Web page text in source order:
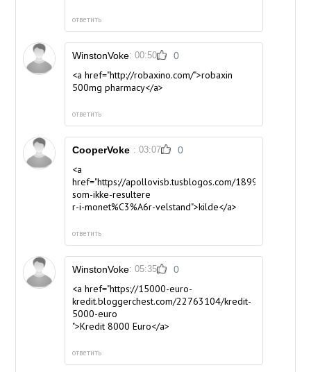
ответить
WinstonVoke: 00:50 0
<a href="http://robaxino.com/">robaxin
500mg pharmacy</a>
ответить
CooperVoke : 03:07 0
<a
href="https://apollovisb.tusblogos.com/18994126/
som-ikke-resultere
r-i-monet%C3%A6r-velstand">kilde</a>
ответить
WinstonVoke: 05:35 0
<a href="https://15000-euro-
kredit.bloggerchest.com/22763104/kredit-
5000-euro
">Kredit 8000 Euro</a>
ответить